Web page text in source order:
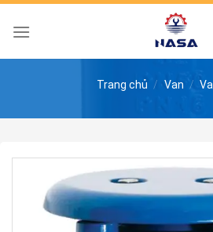
Skip
Trang chủ / Van /